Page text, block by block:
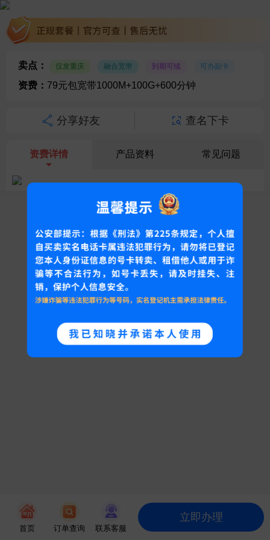
卖点： 仅发重庆 融合宽带 到期可续 可办副卡
资费： 79元包宽带1000M+100G+600分钟
分享好友 查名下卡
资费详情 产品资料 常见问题
首页 订单查询 联系客服
立即办理